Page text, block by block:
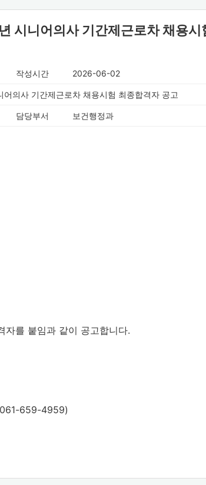
니어의사 기간제근로차 채용시
작성시간 2026-06-02
의사 기간제근로차 채용시험 최종합격자 공고
담당부서 보건행정과
를 붙임과 같이 공고합니다.
659-4959)